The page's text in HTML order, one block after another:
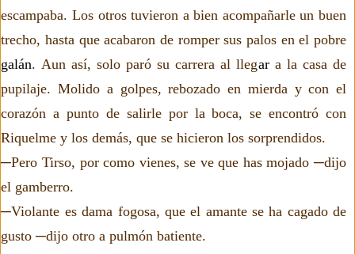
escampaba. Los otros tuvieron a bien acompañarle un buen
trecho, hasta que acabaron de romper sus palos en el pobre
galán. Aun así, solo paró su carrera al llegara la casa de
pupilaje. Molido a golpes, rebozado en mierda y con el
corazón a punto de salirle por la boca, se encontró con
Riquelme y los demás, que se hicieron los sorprendidos.
─Pero Tirso, por como vienes, se ve que has mojado ─dijo
el gamberro.
─Violante es dama fogosa, que el amante se ha cagado de
gusto ─dijo otro a pulmón batiente.